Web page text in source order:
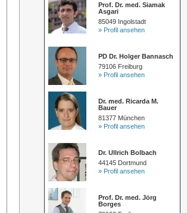
Prof. Dr. med. Siamak
Asgari
85049 Ingolstadt
» Profil ansehen
PD Dr. Holger Bannasch
79106 Freiburg
» Profil ansehen
Dr. med. Ricarda M.
Bauer
81377 München
» Profil ansehen
Dr. Ullrich Bolbach
44145 Dortmund
» Profil ansehen
Prof. Dr. med. Jörg
Borges